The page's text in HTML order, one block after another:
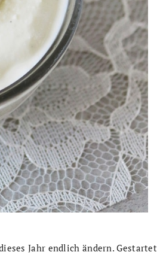
Jahr endlich ändern. Gestartet